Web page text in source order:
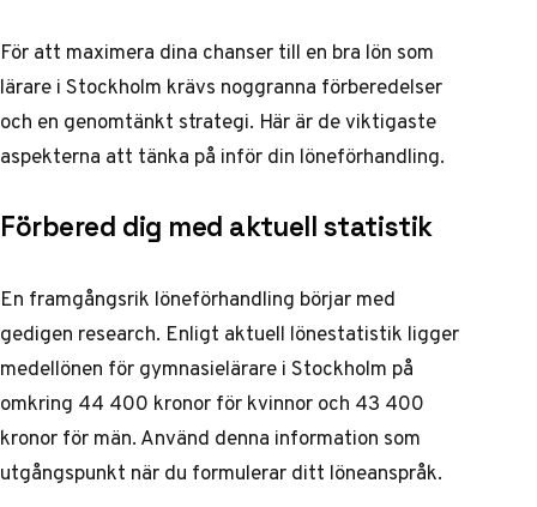
För att maximera dina chanser till en bra lön som
lärare i Stockholm krävs noggranna förberedelser
och en genomtänkt strategi. Här är de viktigaste
aspekterna att tänka på inför din löneförhandling.
Förbered dig med aktuell statistik
En framgångsrik löneförhandling börjar med
gedigen research. Enligt aktuell lönestatistik ligger
medellönen för gymnasielärare i Stockholm på
omkring 44 400 kronor för kvinnor och 43 400
kronor för män. Använd denna information som
utgångspunkt när du formulerar ditt löneanspråk.